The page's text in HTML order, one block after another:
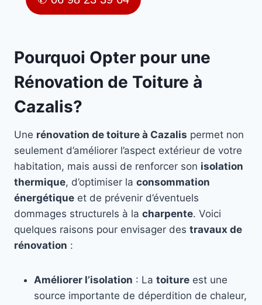
Pourquoi Opter pour une
Rénovation de Toiture à
Cazalis?
Une rénovation de toiture à Cazalis permet non
seulement d’améliorer l’aspect extérieur de votre
habitation, mais aussi de renforcer son isolation
thermique, d’optimiser la consommation
énergétique et de prévenir d’éventuels
dommages structurels à la charpente. Voici
quelques raisons pour envisager des travaux de
rénovation :
Améliorer l’isolation : La toiture est une
source importante de déperdition de chaleur,